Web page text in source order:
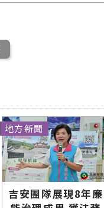
吉安團隊展現8年廉
地方新聞